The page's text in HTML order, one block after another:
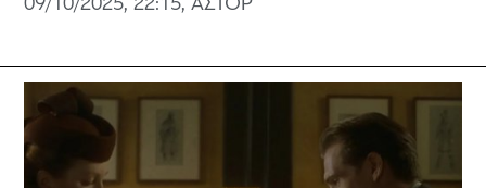
09/10/2025, 22:15, ΑΣΤΟΡ